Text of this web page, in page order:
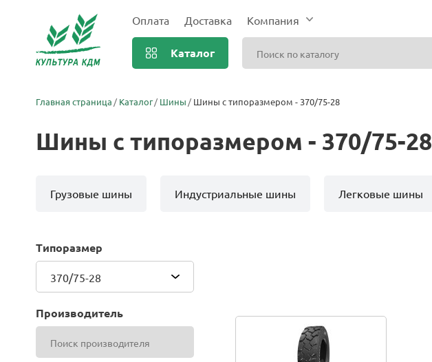
Оплата Доставка Компания
Каталог
Главная страница Каталог Шины Шины с типоразмером - 370/75-28
Шины с типоразмером - 370/75-28
Грузовые шины Индустриальные шины Легковые шины
Типоразмер
370/75-28
Производитель